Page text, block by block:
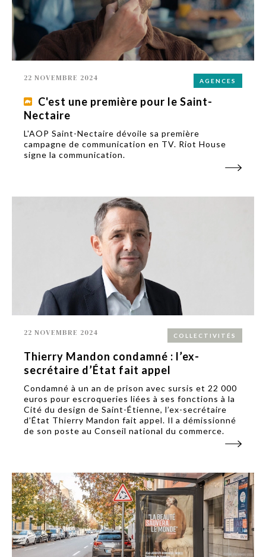
AGENCES
22 NOVEMBRE 2024
C'est une première pour le Saint-
Nectaire
L'AOP Saint-Nectaire dévoile sa première
campagne de communication en TV. Riot House
signe la communication.
COLLECTIVITÉS
22 NOVEMBRE 2024
Thierry Mandon condamné : l’ex-
secrétaire d’État fait appel
Condamné à un an de prison avec sursis et 22 000
euros pour escroqueries liées à ses fonctions à la
Cité du design de Saint-Étienne, l’ex-secrétaire
d’État Thierry Mandon fait appel. Il a démissionné
de son poste au Conseil national du commerce.